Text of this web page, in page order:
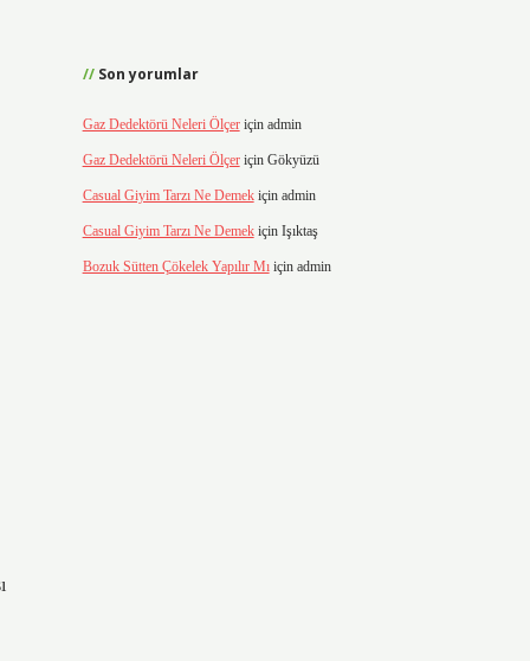
Son yorumlar
Gaz Dedektörü Neleri Ölçeriçin admin
Gaz Dedektörü Neleri Ölçeriçin Gökyüzü
Casual Giyim Tarzı Ne Demekiçin admin
Casual Giyim Tarzı Ne Demekiçin Işıktaş
Bozuk Sütten Çökelek Yapılır Mıiçin admin